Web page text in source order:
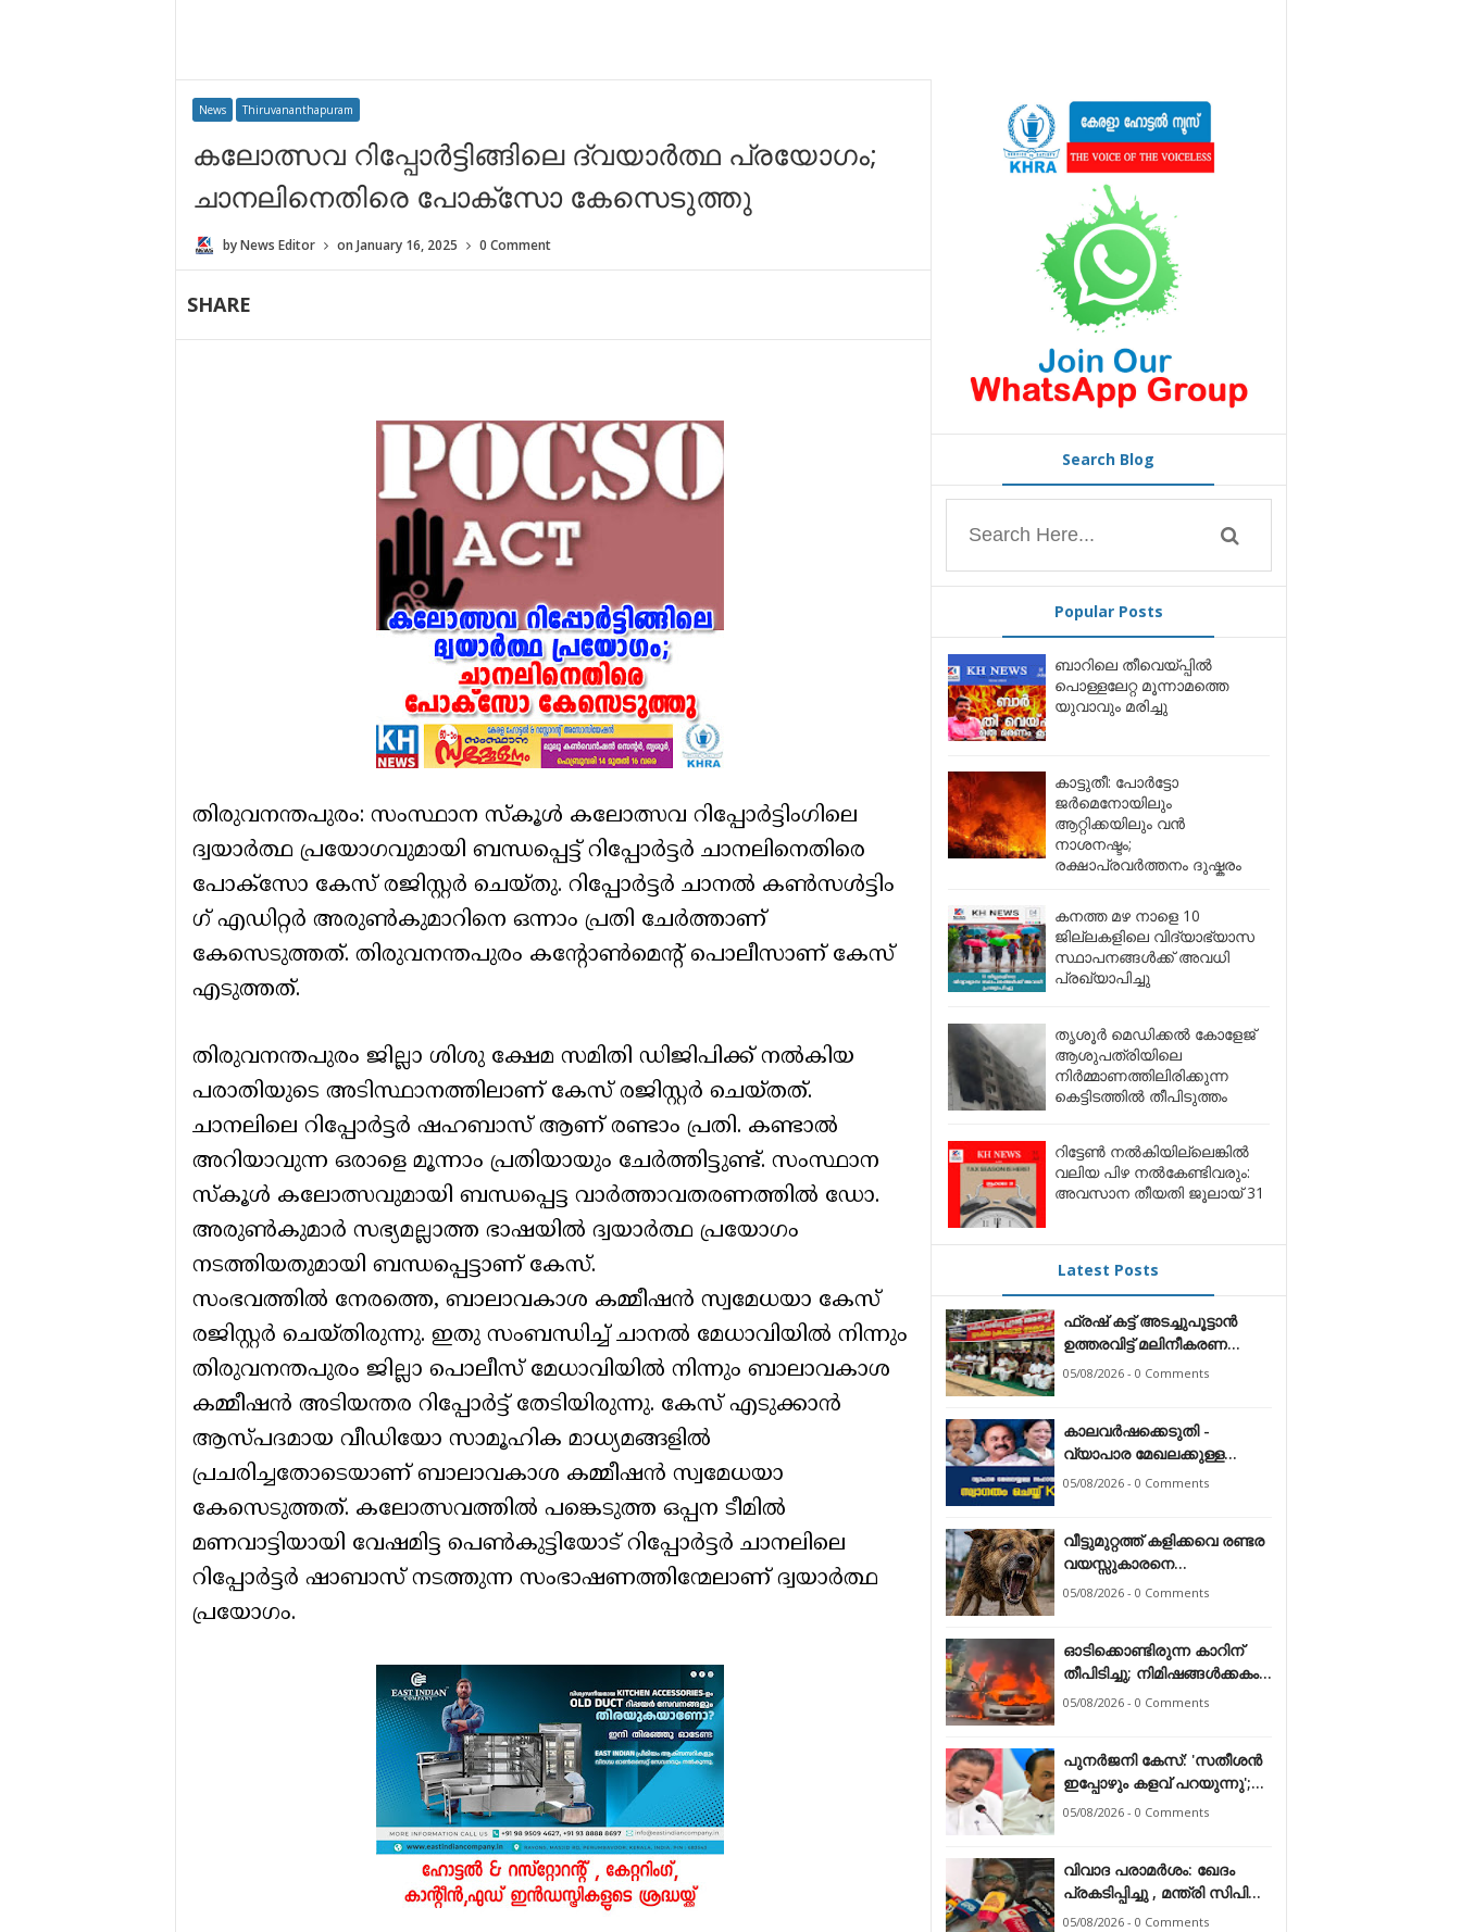
News Thiruvananthapuram
കലോത്സവ റിപ്പോർട്ടിങ്ങിലെ ദ്വയാർത്ഥ പ്രയോഗം;
ചാനലിനെതിരെ പോക്സോ കേസെടുത്തു
byNews Editor on January 16, 2025 0 Comment
SHARE
തിരുവനന്തപുരം: സംസ്ഥാന സ്കൂൾ കലോത്സവ റിപ്പോർട്ടിം​ഗിലെ
ദ്വയാർത്ഥ പ്രയോ​ഗവുമായി ബന്ധപ്പെട്ട് റിപ്പോർട്ടർ ചാനലിനെതിരെ
പോക്സോ കേസ് രജിസ്റ്റർ ചെയ്തു. റിപ്പോർട്ടർ ചാനൽ കൺസൾട്ടിം​
ഗ് എഡിറ്റർ അരുൺകുമാറിനെ ഒന്നാം പ്രതി ചേർത്താണ്
കേസെടുത്തത്. തിരുവനന്തപുരം കന്റോൺമെന്റ് പൊലീസാണ് കേസ്
എടുത്തത്.
തിരുവനന്തപുരം ജില്ലാ ശിശു ക്ഷേമ സമിതി ഡിജിപിക്ക് നൽകിയ
പരാതിയുടെ അടിസ്ഥാനത്തിലാണ് കേസ് രജിസ്റ്റർ ചെയ്തത്.
ചാനലിലെ റിപ്പോർട്ടർ ഷഹബാസ് ആണ് രണ്ടാം പ്രതി. കണ്ടാൽ
അറിയാവുന്ന ഒരാളെ മൂന്നാം പ്രതിയായും ചേർത്തിട്ടുണ്ട്. സംസ്ഥാന
സ്കൂൾ കലോത്സവുമായി ബന്ധപ്പെട്ട വാർത്താവതരണത്തിൽ ഡോ.
അരുൺകുമാർ സഭ്യമല്ലാത്ത ഭാഷയിൽ ദ്വയാർത്ഥ പ്രയോഗം
നടത്തിയതുമായി ബന്ധപ്പെട്ടാണ് കേസ്.
സംഭവത്തിൽ നേരത്തെ, ബാലാവകാശ കമ്മീഷൻ സ്വമേധയാ കേസ്
രജിസ്റ്റർ ചെയ്തിരുന്നു. ഇതു സംബന്ധിച്ച് ചാനൽ മേധാവിയിൽ നിന്നും
തിരുവനന്തപുരം ജില്ലാ പൊലീസ് മേധാവിയിൽ നിന്നും ബാലാവകാശ
കമ്മീഷൻ അടിയന്തര റിപ്പോർട്ട് തേടിയിരുന്നു. കേസ് എടുക്കാൻ
ആസ്പദമായ വീഡിയോ സാമൂഹിക മാധ്യമങ്ങളിൽ
പ്രചരിച്ചതോടെയാണ് ബാലാവകാശ കമ്മീഷൻ സ്വമേധയാ
കേസെടുത്തത്. കലോത്സവത്തിൽ പങ്കെടുത്ത ഒപ്പന ടീമിൽ
മണവാട്ടിയായി വേഷമിട്ട പെണ്‍കുട്ടിയോട് റിപ്പോർട്ടർ ചാനലിലെ
റിപ്പോർട്ടർ ഷാബാസ് നടത്തുന്ന സംഭാഷണത്തിന്മേലാണ് ദ്വയാർത്ഥ
പ്രയോഗം.
Search Blog
Popular Posts
ബാറിലെ തീവെയ്പ്പിൽ
പൊള്ളലേറ്റ മൂന്നാമത്തെ
യുവാവും മരിച്ചു
കാട്ടുതീ: പോർട്ടോ
ജർമെനോയിലും
ആറ്റിക്കയിലും വൻ
നാശനഷ്ടം;
രക്ഷാപ്രവർത്തനം ദുഷ്കരം
കനത്ത മഴ നാളെ 10
ജില്ലകളിലെ വിദ്യാഭ്യാസ
സ്ഥാപനങ്ങൾക്ക് അവധി
പ്രഖ്യാപിച്ചു
തൃശൂർ മെഡിക്കൽ കോളേജ്
ആശുപത്രിയിലെ
നിർമ്മാണത്തിലിരിക്കുന്ന
കെട്ടിടത്തിൽ തീപിടുത്തം
റിട്ടേൺ നൽകിയില്ലെങ്കിൽ
വലിയ പിഴ നൽകേണ്ടിവരും:
അവസാന തീയതി ജൂലായ് 31
Latest Posts
ഫ്രഷ് കട്ട് അടച്ചുപൂട്ടാന്‍
ഉത്തരവിട്ട് മലിനീകരണ
നിയന്ത്രണ ബോര്‍ഡ്
05/08/2026 - 0 Comments
കാലവർഷക്കെടുതി -
വ്യാപാര മേഖലക്കുള്ള
സഹായത്തെ സ്വാഗതം
അസോസിയേഷൻ
05/08/2026 - 0 Comments
വീട്ടുമുറ്റത്ത് കളിക്കവെ രണ്ടര
വയസ്സുകാരനെ
തെരുവുനായ ആക്രമിച്ചു
05/08/2026 - 0 Comments
ഓടിക്കൊണ്ടിരുന്ന കാറിന്
തീപിടിച്ചു; നിമിഷങ്ങൾക്കകം
പൂർണമായി കത്തിനശിച്ചു
05/08/2026 - 0 Comments
പുനർജനി കേസ്: 'സതീശൻ
ഇപ്പോഴും കളവ് പറയുന്നു';
മുഖ്യമന്ത്രിക്കെതിരെ
05/08/2026 - 0 Comments
വിവാദ പരാമർശം: ഖേദം
പ്രകടിപ്പിച്ചു , മന്ത്രി സിപി
ജോൺ
05/08/2026 - 0 Comments